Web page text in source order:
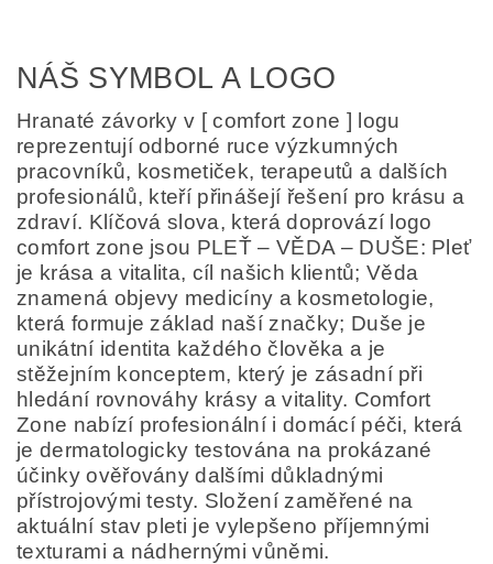
NÁŠ SYMBOL A LOGO
Hranaté závorky v [ comfort zone ] logu
reprezentují odborné ruce výzkumných
pracovníků, kosmetiček, terapeutů a dalších
profesionálů, kteří přinášejí řešení pro krásu a
zdraví. Klíčová slova, která doprovází logo
comfort zone jsou PLEŤ – VĚDA – DUŠE: Pleť
je krása a vitalita, cíl našich klientů; Věda
znamená objevy medicíny a kosmetologie,
která formuje základ naší značky; Duše je
unikátní identita každého člověka a je
stěžejním konceptem, který je zásadní při
hledání rovnováhy krásy a vitality. Comfort
Zone nabízí profesionální i domácí péči, která
je dermatologicky testována na prokázané
účinky ověřovány dalšími důkladnými
přístrojovými testy. Složení zaměřené na
aktuální stav pleti je vylepšeno příjemnými
texturami a nádhernými vůněmi.